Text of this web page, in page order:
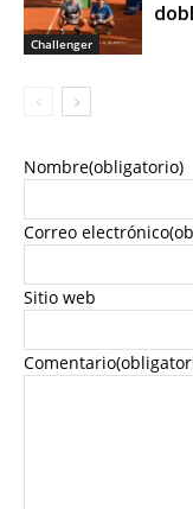
Challenger
Nombre(obligatorio)
Correo electrónico
Sitio web
Comentario